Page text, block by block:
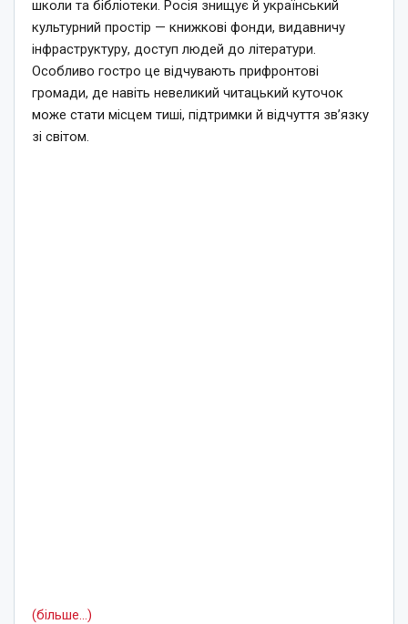
школи та бібліотеки. Росія знищує й український
культурний простір — книжкові фонди, видавничу
інфраструктуру, доступ людей до літератури.
Особливо гостро це відчувають прифронтові
громади, де навіть невеликий читацький куточок
може стати місцем тиші, підтримки й відчуття зв’язку
зі світом.
(більше…)